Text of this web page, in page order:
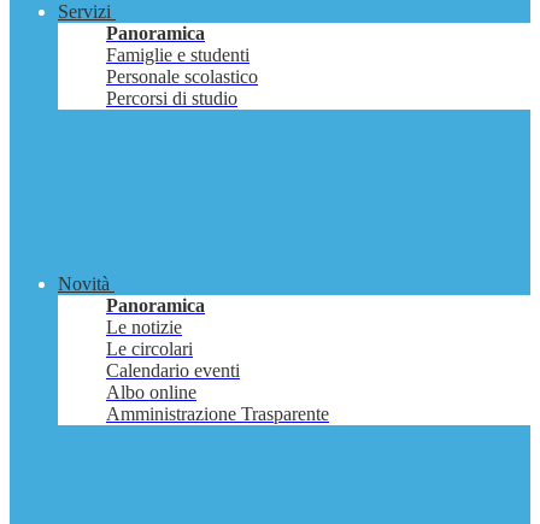
Servizi
Panoramica
Famiglie e studenti
Personale scolastico
Percorsi di studio
Novità
Panoramica
Le notizie
Le circolari
Calendario eventi
Albo online
Amministrazione Trasparente